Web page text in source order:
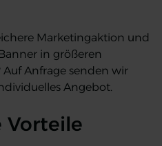
Marketingaktion und
in größeren
Auf Anfrage senden wir
Angebot.
Vorteile